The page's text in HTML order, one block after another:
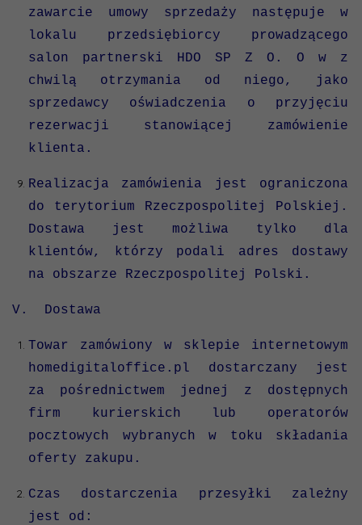
zawarcie umowy sprzedaży następuje w
lokalu przedsiębiorcy prowadzącego
salon partnerski HDO SP Z O. O w z
chwilą otrzymania od niego, jako
sprzedawcy oświadczenia o przyjęciu
rezerwacji stanowiącej zamówienie
klienta.
Realizacja zamówienia jest ograniczona
do terytorium Rzeczpospolitej Polskiej.
Dostawa jest możliwa tylko dla
klientów, którzy podali adres dostawy
na obszarze Rzeczpospolitej Polski.
V. Dostawa
Towar zamówiony w sklepie internetowym
homedigitaloffice.pl dostarczany jest
za pośrednictwem jednej z dostępnych
firm kurierskich lub operatorów
pocztowych wybranych w toku składania
oferty zakupu.
Czas dostarczenia przesyłki zależny
jest od: